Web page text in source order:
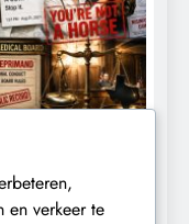
en verkeer te